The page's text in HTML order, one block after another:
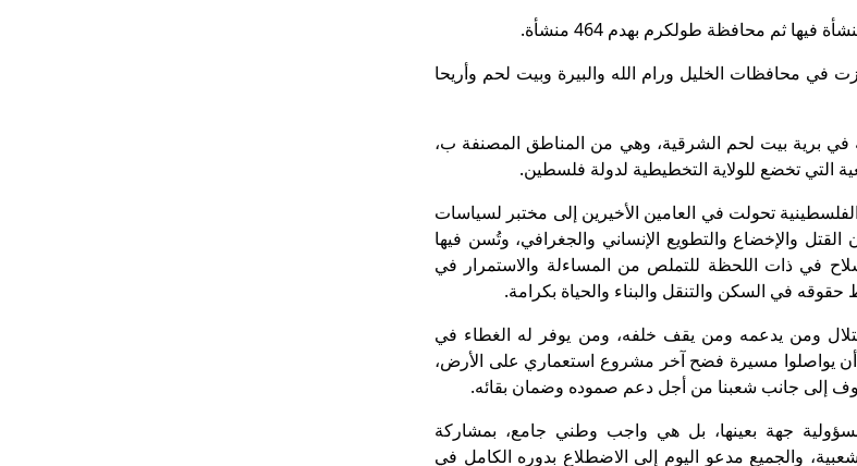
فلسطينية، تركزت في محافظات الخليل ورام الله والبيرة وبيت لحم وأريحا
قرية المالحة في برية بيت لحم الشرقية، وهي من المناطق المصنفة ب،
التي تخضع للولاية التخطيطية لدولة فلسطين.
تحولت في العامين الأخيرين إلى مختبر لسياسات
والإخضاع والتطويع الإنساني والجغرافي، وتُسن فيها
في ذات اللحظة للتملص من المساءلة والاستمرار في
في السكن والتنقل والبناء والحياة بكرامة.
ومن يدعمه ومن يقف خلفه، ومن يوفر له الغطاء في
أن يواصلوا مسيرة فضح آخر مشروع استعماري على الأرض،
إلى جانب شعبنا من أجل دعم صموده وضمان بقائه.
جهة بعينها، بل هي واجب وطني جامع، بمشاركة
والجميع مدعو اليوم إلى الاضطلاع بدوره الكامل في